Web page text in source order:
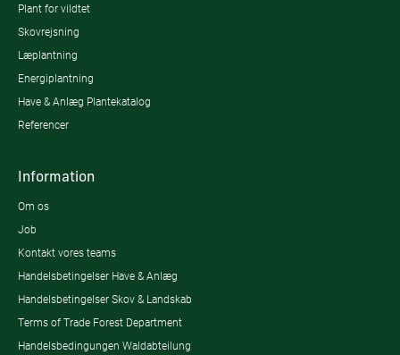
Plant for vildtet
Skovrejsning
Læplantning
Energiplantning
Have & Anlæg Plantekatalog
Referencer
Information
Om os
Job
Kontakt vores teams
Handelsbetingelser Have & Anlæg
Handelsbetingelser Skov & Landskab
Terms of Trade Forest Department
Handelsbedingungen Waldabteilung